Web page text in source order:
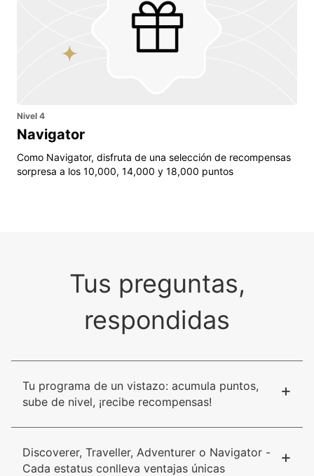
Nivel 4
Navigator
Como Navigator, disfruta de una selección de recompensas
sorpresa a los 10,000, 14,000 y 18,000 puntos
Tus preguntas,
respondidas
Tu programa de un vistazo: acumula puntos,
sube de nivel, ¡recibe recompensas!
+
Discoverer, Traveller, Adventurer o Navigator -
Cada estatus conlleva ventajas únicas
+